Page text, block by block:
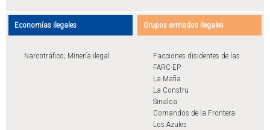
Economías ilegales
Narcotráfico; Minería ilegal
Grupos armados ilegales
Facciones disidentes de las
FARC-EP
La Mafia
La Constru
Sinaloa
Comandos de la Frontera
Los Azules